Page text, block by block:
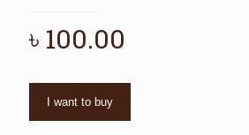
৳ 100.00
I want to buy